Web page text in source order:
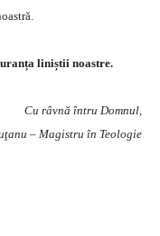
liniștii noastre.
Cu râvnă întru Domnul,
– Magistru în Teologie